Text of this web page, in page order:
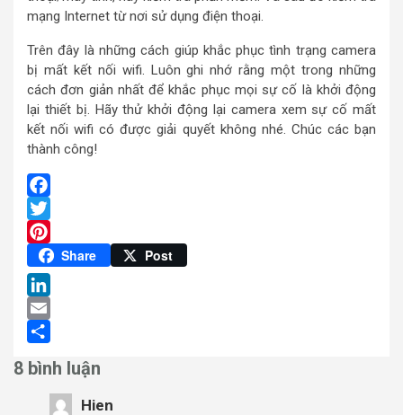
mạng Internet từ nơi sử dụng điện thoại.
Trên đây là những cách giúp khắc phục tình trạng camera
bị mất kết nối wifi. Luôn ghi nhớ rằng một trong những
cách đơn giản nhất để khắc phục mọi sự cố là khởi động
lại thiết bị. Hãy thử khởi động lại camera xem sự cố mất
kết nối wifi có được giải quyết không nhé. Chúc các bạn
thành công!
Facebook
Twitter
Pinterest
Share Post
LinkedIn
Email
8 bình luận
Hien